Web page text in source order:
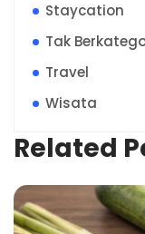
Staycation
Tak
Travel
Wisata
Related